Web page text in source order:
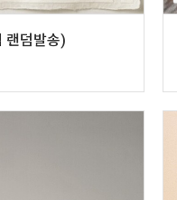
랜덤발송)